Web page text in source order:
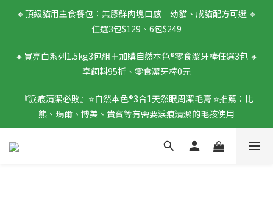
🔸頂級貓用主食餐包：無膠鮮肉塊口感｜幼貓、成貓配方可選 🔸
任選3包$129、6包$249
🔸買亮白系列1.5kg3包組＋加購自然本色®零食潔牙棒任選3包 🔸
享飼料95折、零食潔牙棒0元
『淚痕清潔必敗』⭐️自然本色®3合1天然眼周潔毛膏 ⭐️推薦：比
熊、瑪爾、博美、貴賓等有需要淚痕清潔的毛孩使用